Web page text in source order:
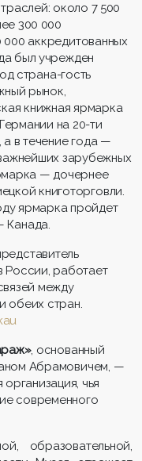
около 7 500
300 000
000 аккредитованных
был учрежден
страна-гость
рынок,
книжная ярмарка
на 20-ти
в течение года —
зарубежных
— дочернее
книготорговли.
ярмарка пройдет
Канада.
России, работает
между
обеих стран.
, основанный
Абрамовичем, —
чья
современного
образовательной,